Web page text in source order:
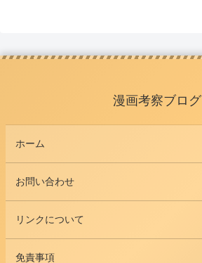
漫画考察ブログ
ホーム
お問い合わせ
リンクについて
免責事項